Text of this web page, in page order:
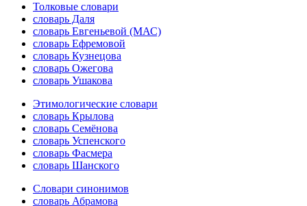
Толковые словари
словарь Даля
словарь Евгеньевой (МАС)
словарь Ефремовой
словарь Кузнецова
словарь Ожегова
словарь Ушакова
Этимологические словари
словарь Крылова
словарь Семёнова
словарь Успенского
словарь Фасмера
словарь Шанского
Словари синонимов
словарь Абрамова